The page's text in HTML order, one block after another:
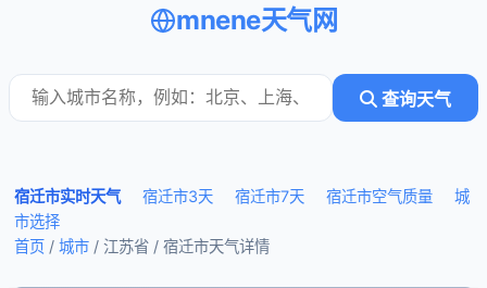
mnene天气网
查询天气
宿迁市实时天气 宿迁市3天 宿迁市7天 宿迁市空气质量
城
市选择
首页 / 城市 / 江苏省 / 宿迁市天气详情